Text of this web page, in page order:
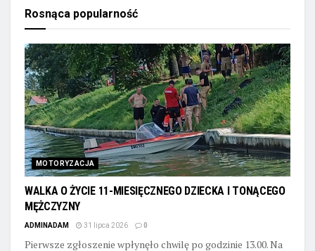
Rosnąca popularność
MOTORYZACJA
WALKA O ŻYCIE 11-MIESIĘCZNEGO DZIECKA I TONĄCEGO
MĘŻCZYZNY
ADMINADAM 31 lipca 2026 0
Pierwsze zgłoszenie wpłynęło chwilę po godzinie 13.00. Na